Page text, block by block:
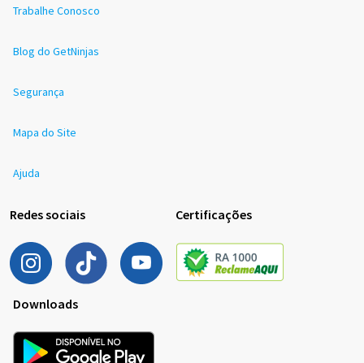
Trabalhe Conosco
Blog do GetNinjas
Segurança
Mapa do Site
Ajuda
Redes sociais Certificações
Downloads